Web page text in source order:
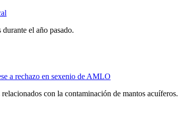
el año pasado.
a rechazo en sexenio de AMLO
con la contaminación de mantos acuíferos.